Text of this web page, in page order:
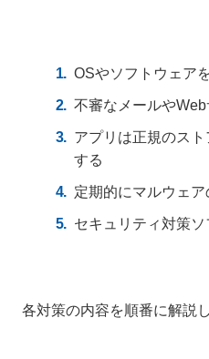
OSやソフトウェア
不審なメールや
アプリは正規のス
する
定期的にマルウェア
セキュリティ対策
各対策の内容を順番に解説